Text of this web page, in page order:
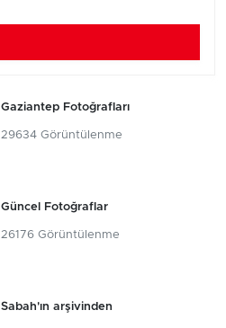
Gaziantep Fotoğrafları
29634 Görüntülenme
Güncel Fotoğraflar
26176 Görüntülenme
Sabah'ın arşivinden